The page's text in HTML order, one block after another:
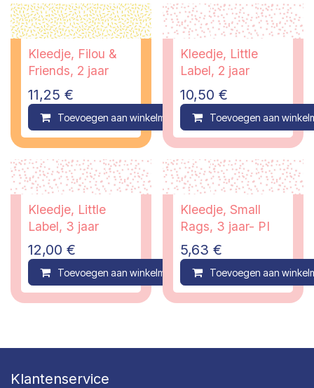
Kleedje, Filou &
Friends, 2 jaar
11,25 €
Toevoegen aan winkelmandje Compare
Kleedje, Little
Label, 2 jaar
10,50 €
Toevoegen aan
Kleedje, Little
Label, 3 jaar
12,00 €
Toevoegen aan winkelmandje Compare
Kleedje, Small
Rags, 3 jaar- PI
5,63 €
Toevoegen aan
Klantenservice